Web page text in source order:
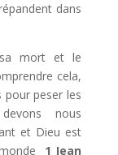
dans
sa mort et le
cela,
peser les
nous
et Dieu est
1 Jean